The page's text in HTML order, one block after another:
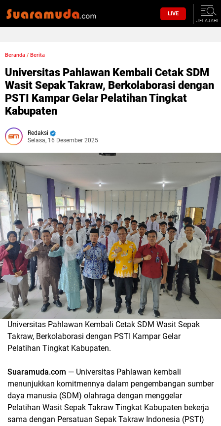
LIVE
JELAJAHI
Beranda / Berita
Universitas Pahlawan Kembali Cetak SDM
Wasit Sepak Takraw, Berkolaborasi dengan
PSTI Kampar Gelar Pelatihan Tingkat
Kabupaten
Redaksi
Selasa, 16 Desember 2025
Universitas Pahlawan Kembali Cetak SDM Wasit Sepak
Takraw, Berkolaborasi dengan PSTI Kampar Gelar
Pelatihan Tingkat Kabupaten.
Suaramuda.com — Universitas Pahlawan kembali
menunjukkan komitmennya dalam pengembangan sumber
daya manusia (SDM) olahraga dengan menggelar
Pelatihan Wasit Sepak Takraw Tingkat Kabupaten bekerja
sama dengan Persatuan Sepak Takraw Indonesia (PSTI)